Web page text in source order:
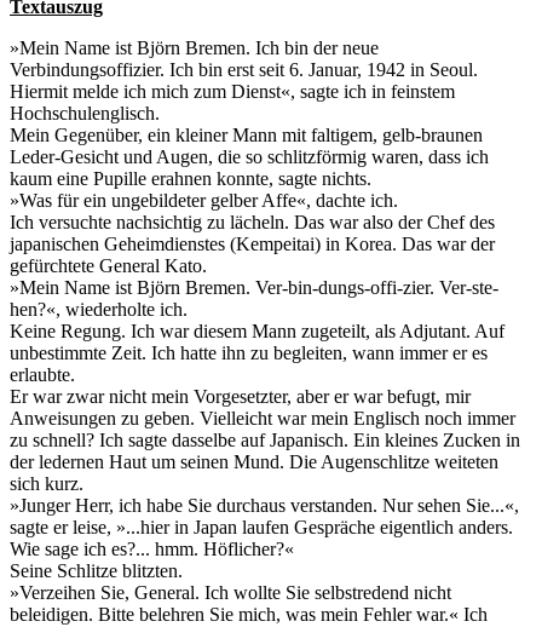
Textauszug
»Mein Name ist Björn Bremen. Ich bin der neue
Verbindungsoffizier. Ich bin erst seit 6. Januar, 1942 in Seoul.
Hiermit melde ich mich zum Dienst«, sagte ich in feinstem
Hochschulenglisch.
Mein Gegenüber, ein kleiner Mann mit faltigem, gelb-braunen
Leder-Gesicht und Augen, die so schlitzförmig waren, dass ich
kaum eine Pupille erahnen konnte, sagte nichts.
»Was für ein ungebildeter gelber Affe«, dachte ich.
Ich versuchte nachsichtig zu lächeln. Das war also der Chef des
japanischen Geheimdienstes (Kempeitai) in Korea. Das war der
gefürchtete General Kato.
»Mein Name ist Björn Bremen. Ver-bin-dungs-offi-zier. Ver-ste-
hen?«, wiederholte ich.
Keine Regung. Ich war diesem Mann zugeteilt, als Adjutant. Auf
unbestimmte Zeit. Ich hatte ihn zu begleiten, wann immer er es
erlaubte.
Er war zwar nicht mein Vorgesetzter, aber er war befugt, mir
Anweisungen zu geben. Vielleicht war mein Englisch noch immer
zu schnell? Ich sagte dasselbe auf Japanisch. Ein kleines Zucken in
der ledernen Haut um seinen Mund. Die Augenschlitze weiteten
sich kurz.
»Junger Herr, ich habe Sie durchaus verstanden. Nur sehen Sie...«,
sagte er leise, »...hier in Japan laufen Gespräche eigentlich anders.
Wie sage ich es?... hmm. Höflicher?«
Seine Schlitze blitzten.
»Verzeihen Sie, General. Ich wollte Sie selbstredend nicht
beleidigen. Bitte belehren Sie mich, was mein Fehler war.« Ich